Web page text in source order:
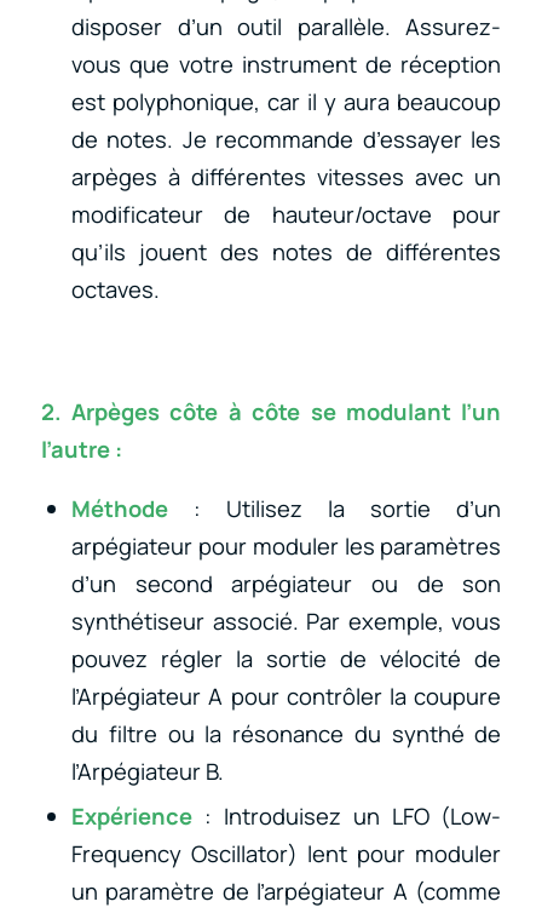
disposer d’un outil parallèle. Assurez-
vous que votre instrument de réception
est polyphonique, car il y aura beaucoup
de notes. Je recommande d’essayer les
arpèges à différentes vitesses avec un
modificateur de hauteur/octave pour
qu’ils jouent des notes de différentes
octaves.
2. Arpèges côte à côte se modulant l’un
l’autre :
Méthode: Utilisez la sortie d’un
arpégiateur pour moduler les paramètres
d’un second arpégiateur ou de son
synthétiseur associé. Par exemple, vous
pouvez régler la sortie de vélocité de
l’Arpégiateur A pour contrôler la coupure
du filtre ou la résonance du synthé de
l’Arpégiateur B.
Expérience: Introduisez un LFO (Low-
Frequency Oscillator) lent pour moduler
un paramètre de l’arpégiateur A (comme